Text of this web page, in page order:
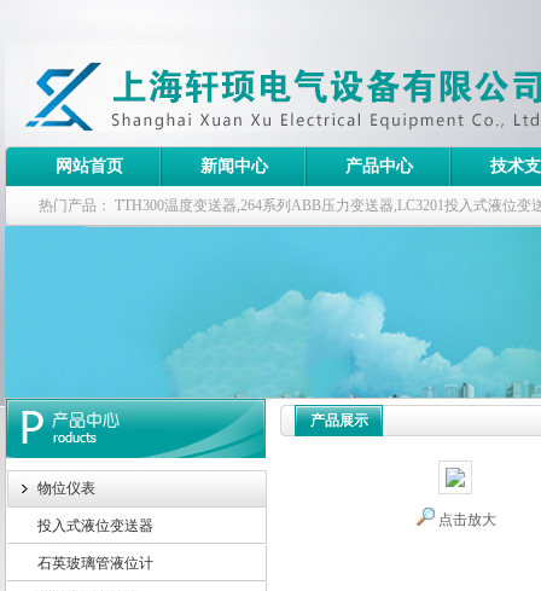
网站首页 新闻中心 产品中心 技术
热门产品： TTH300温度变送器,264系列ABB压力变送器,LC3201投入式液位
物位仪表
投入式液位变送器
石英玻璃管液位计
产品展示
点击放大